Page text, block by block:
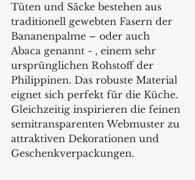
Tüten und Säcke bestehen aus
traditionell gewebten Fasern der
Bananenpalme – oder auch
Abaca genannt - , einem sehr
ursprünglichen Rohstoff der
Philippinen. Das robuste Material
eignet sich perfekt für die Küche.
Gleichzeitig inspirieren die feinen
semitransparenten Webmuster zu
attraktiven Dekorationen und
Geschenkverpackungen.